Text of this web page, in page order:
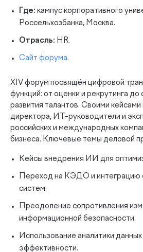
Где: кампус корпоративного
Россельхозбанка, Москва.
Отрасль: HR.
Сайт форума.
XIV форум посвящён цифровой
функций: от оценки и рекрутинга до
развития талантов. Своими
директора, ИТ-руководители и
российских и международных
бизнеса. Ключевые темы деловой
Кейсы внедрения ИИ для
Переход на КЭДО и интеграцию
систем.
Преодоление сопротивления
информационной безопасности.
Использование аналитики
эффективности.